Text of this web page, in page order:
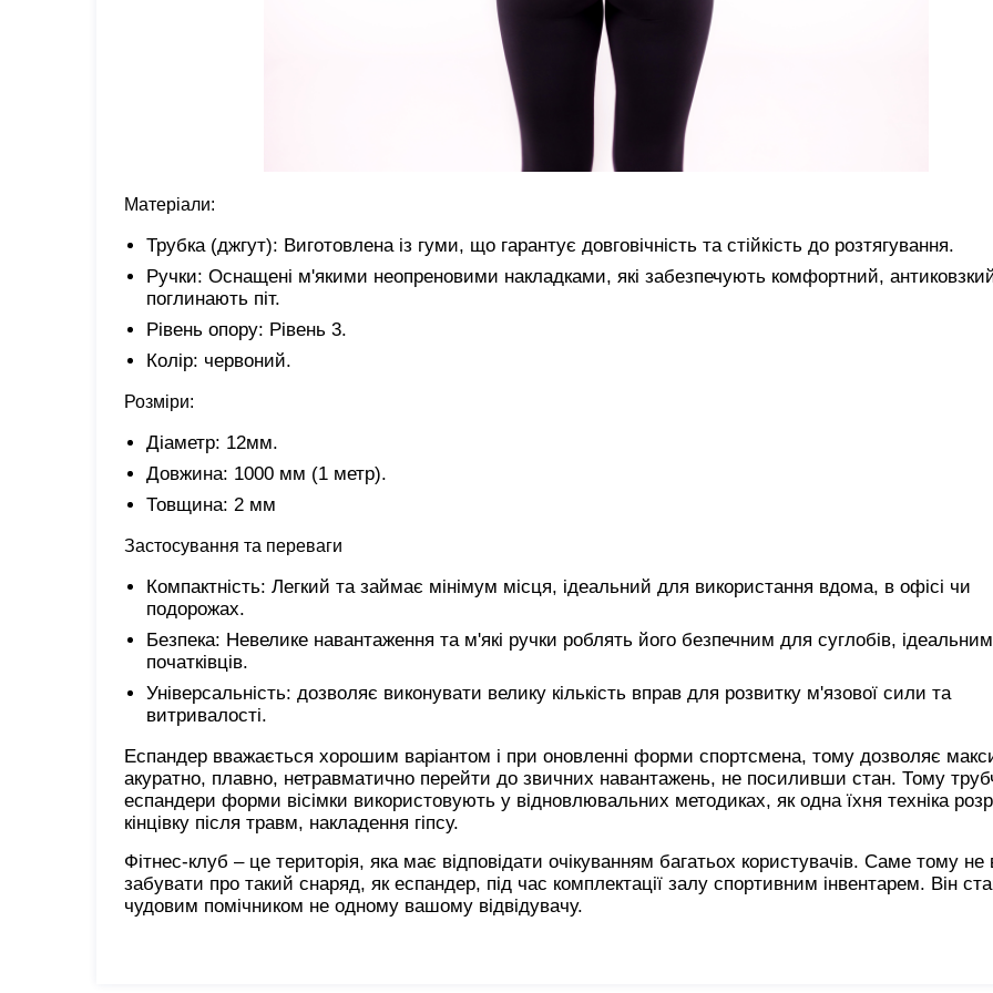
Матеріали:
Трубка (джгут): Виготовлена ​​із гуми, що гарантує довговічність та стійкість до розтягування.
Ручки: Оснащені м'якими неопреновими накладками, які забезпечують комфортний,
поглинають піт.
Рівень опору: Рівень 3.
Колір: червоний.
Розміри:
Діаметр: 12мм.
Довжина: 1000 мм (1 метр).
Товщина: 2 мм
Застосування та переваги
Компактність: Легкий та займає мінімум місця, ідеальний для використання вдома, в офісі чи
подорожах.
Безпека: Невелике навантаження та м'які ручки роблять його безпечним для суглобів,
початківців.
Універсальність: дозволяє виконувати велику кількість вправ для розвитку м'язової сили та
витривалості.
Еспандер вважається хорошим варіантом і при оновленні форми спортсмена, тому дозволяє
акуратно, плавно, нетравматично перейти до звичних навантажень, не посиливши стан. Тому
еспандери форми вісімки використовують у відновлювальних методиках, як одна їхня техніка
кінцівку після травм, накладення гіпсу.
Фітнес-клуб – це територія, яка має відповідати очікуванням багатьох користувачів. Саме тому не
забувати про такий снаряд, як еспандер, під час комплектації залу спортивним інвентарем. Він
чудовим помічником не одному вашому відвідувачу.